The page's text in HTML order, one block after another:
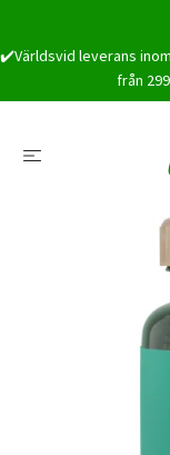
✔️Världsvid leverans
från